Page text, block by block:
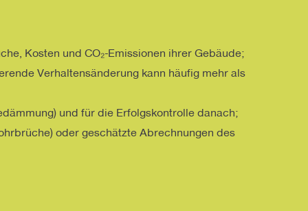
Kosten und CO₂-Emissionen ihrer Gebäude;
Verhaltensänderung kann häufig mehr als
und für die Erfolgskontrolle danach;
oder geschätzte Abrechnungen des